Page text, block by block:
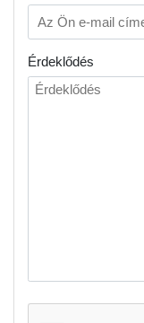
Érdeklődés